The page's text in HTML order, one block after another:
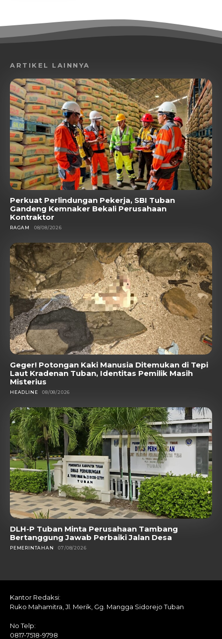
ARTIKEL LAINNYA
Perkuat Perlindungan Pekerja, SBI Tuban
Gandeng Kemnaker Bekali Perusahaan
Kontraktor
RAGAM 08/08/2026
Geger! Potongan Kaki Manusia Ditemukan di Tepi
Laut Kradenan Tuban, Identitas Pemilik Masih
Misterius
HEADLINE 08/08/2026
DLH-P Tuban Minta Perusahaan Tambang
Bertanggung Jawab Perbaiki Jalan Desa
PEMERINTAHAN 07/08/2026
Kantor Redaksi:
Ruko Mahamitra, Jl. Merik, Gg. Mangga Sidorejo Tuban
No Telp:
0817-7518-9798